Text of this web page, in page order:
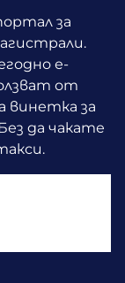
за
е-
от
винетка за
да чакате